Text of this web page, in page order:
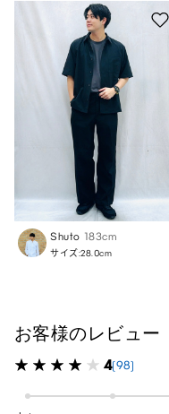
Shuto 183cm
サイズ:28.0cm
お客様のレビュー
4(98)